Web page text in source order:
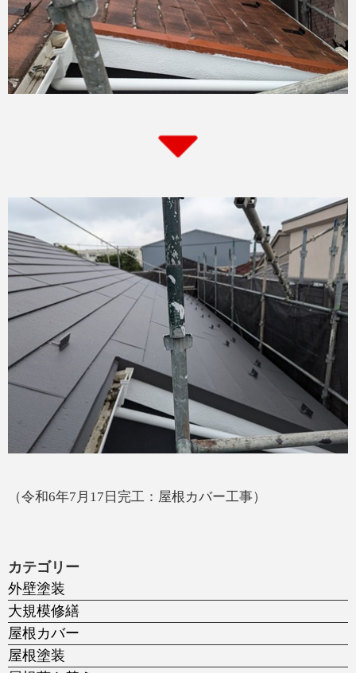
（令和6年7月17日完工：屋根カバー工事）
カテゴリー
外壁塗装
大規模修繕
屋根カバー
屋根塗装